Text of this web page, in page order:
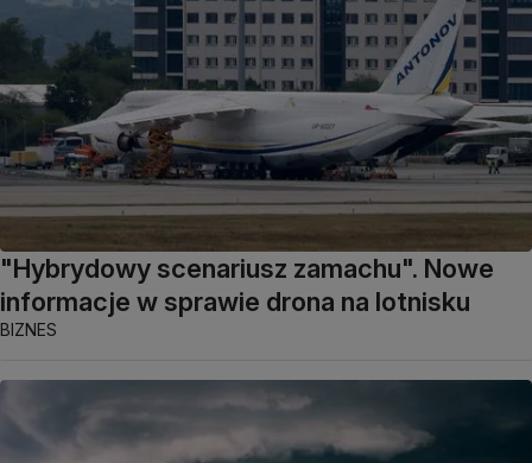
"Hybrydowy scenariusz zamachu". Nowe
informacje w sprawie drona na lotnisku
BIZNES